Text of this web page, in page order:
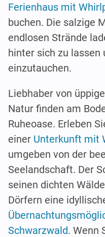
Ferienhaus mit
buchen. Die salzige
endlosen Strände
hinter sich zu lassen
einzutauchen.
Liebhaber von
Natur finden am
Ruheoase. Erleben
einer Unterkunft mit
umgeben von der
Seelandschaft. Der
seinen dichten
Dörfern eine
Schwarzwald. Wenn